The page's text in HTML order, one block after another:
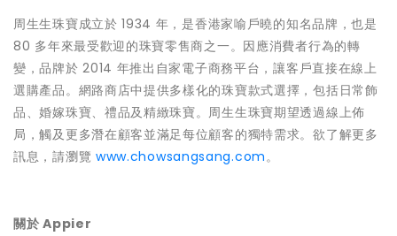
周生生珠寶成立於 1934 年，是香港家喻戶曉的知名品牌，也是
80 多年來最受歡迎的珠寶零售商之一。因應消費者行為的轉
變，品牌於 2014 年推出自家電子商務平台，讓客戶直接在線上
選購產品。網路商店中提供多樣化的珠寶款式選擇，包括日常飾
品、婚嫁珠寶、禮品及精緻珠寶。周生生珠寶期望透過線上佈
局，觸及更多潛在顧客並滿足每位顧客的獨特需求。欲了解更多
訊息，請瀏覽 www.chowsangsang.com。
關於 Appier